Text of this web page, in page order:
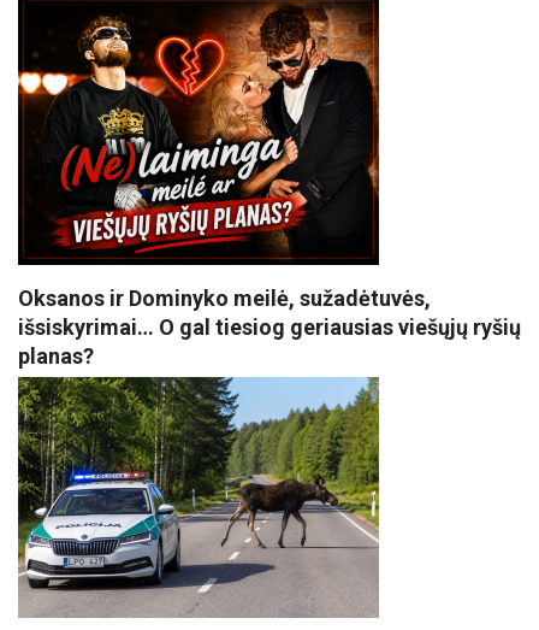
Oksanos ir Dominyko meilė, sužadėtuvės,
išsiskyrimai… O gal tiesiog geriausias viešųjų ryšių
planas?